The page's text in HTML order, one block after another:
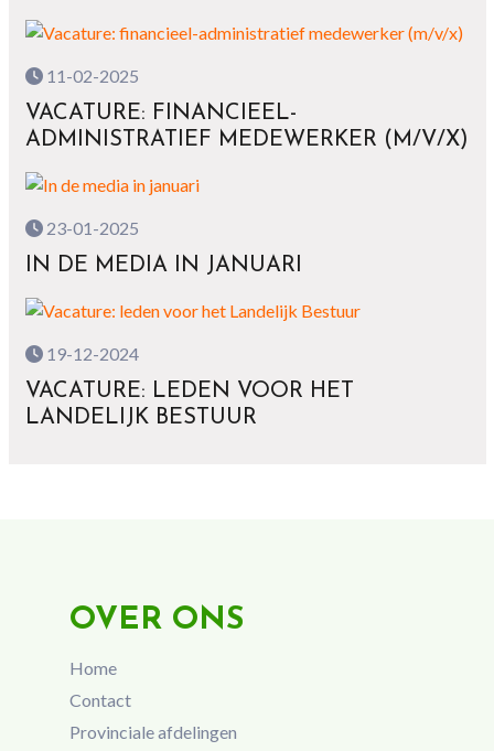
11-02-2025
VACATURE: FINANCIEEL-
ADMINISTRATIEF MEDEWERKER (M/V/X)
23-01-2025
IN DE MEDIA IN JANUARI
19-12-2024
VACATURE: LEDEN VOOR HET
LANDELIJK BESTUUR
OVER ONS
Home
Contact
Provinciale afdelingen